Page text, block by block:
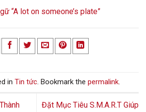
“A lot on someone’s plate”
in Tin tức. Bookmark the permalink.
Đặt Mục Tiêu S.M.A.R.T Giúp